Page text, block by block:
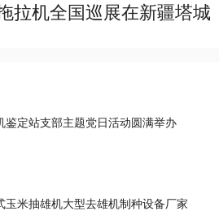
拉机全国巡展在新疆塔城
鉴定站支部主题党日活动圆满举办
玉米抽雄机大型去雄机制种设备厂家